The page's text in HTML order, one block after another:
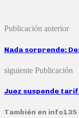
Publicación anterior
Nada sorprende:
siguiente Publicación
Juez suspende
También en info135